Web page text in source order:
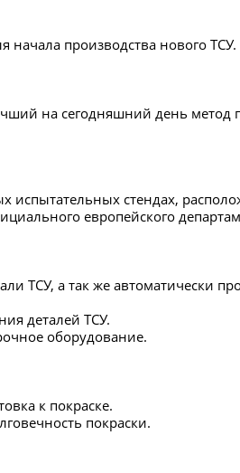
начала производства нового ТСУ.
на сегодняшний день метод
испытательных стендах,
европейского
ТСУ, а так же автоматически
деталей ТСУ.
оборудование.
к покраске.
покраски.